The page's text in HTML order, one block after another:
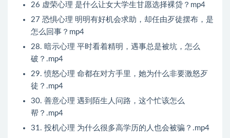
26 虚荣心理 是什么让女大学生甘愿选择裸贷？mp4
27 恐惧心理 明明有好机会求助，却任由歹徒摆布，是
怎么回事？mp4
28. 暗示心理 平时看着精明，遇事总是被坑，怎么
破？.mp4
29. 愤怒心理 命都在对方手里，她为什么非要激怒歹
徒？.mp4
30. 善意心理 遇到陌生人问路，这个忙该怎么
帮？.mp4
31. 投机心理 为什么很多高学历的人也会被骗？.mp4